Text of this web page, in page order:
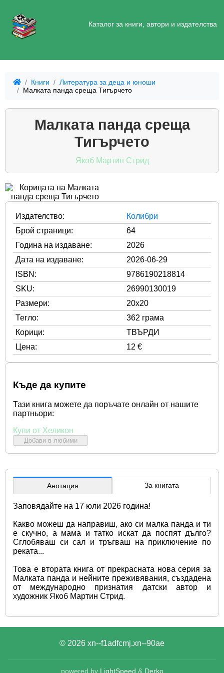
Каталог за книги, автори и издателства
Книги
Литература за деца и юноши
Малката панда среща Тигърчето
Малката панда среща
Тигърчето
Якоб Мартин Стрид
Издателство:
Колибри
Брой страници:
64
Година на издаване:
2026
Дата на издаване:
2026-06-29
ISBN:
9786190218814
SKU:
26990130019
Размери:
20x20
Тегло:
362 грама
Корици:
ТВЪРДИ
Цена:
12 €
Къде да купите
Тази книга можете да поръчате онлайн от нашите
партньори:
Купи от Хеликон
Добави в любими
Анотация За книгата
Заповядайте на 17 юли 2026 година!
Какво можеш да направиш, ако си малка панда и ти
е скучно, а мама и татко искат да поспят дълго?
Сглобяваш си сал и тръгваш на приключение по
реката...
Това е втората книга от прекрасната нова серия за
Малката панда и нейните преживявания, създадена
от международно признатия датски автор и
художник Якоб Мартин Стрид.
© 2026 xn--f1adfcmj.xn--90ae
powered by LightSpeed & Derko